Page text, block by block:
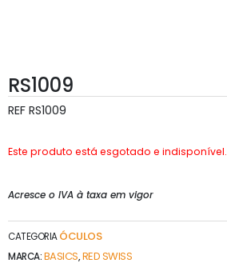
RS1009
REF RS1009
Este produto está esgotado e indisponível.
Acresce o IVA à taxa em vigor
CATEGORIA ÓCULOS
MARCA:BASICS,RED SWISS